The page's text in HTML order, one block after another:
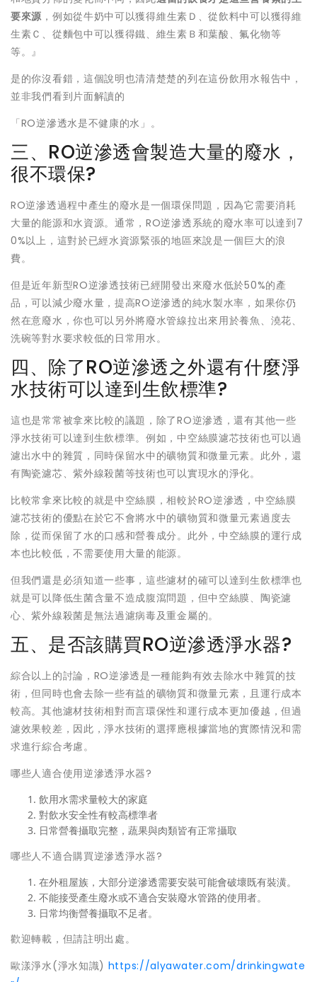
要來源 ，例如從牛奶中可以獲得維生素Ｄ、從飲料中可以獲得維
生素Ｃ、從麵包中可以獲得鐵、維生素Ｂ和葉酸、氟化物等
等。』
是的你沒看錯，這個說明也清清楚楚的列在這份飲用水報告中，
並非我們看到片面解讀的
「RO逆滲透水是不健康的水」。
三、RO逆滲透會製造大量的廢水，
很不環保?
RO逆滲透過程中產生的廢水是一個環保問題，因為它需要消耗
大量的能源和水資源。通常，RO逆滲透系統的廢水率可以達到7
0%以上，這對於已經水資源緊張的地區來說是一個巨大的浪
費。
但是近年新型RO逆滲透技術已經開發出來廢水低於50%的產
品，可以減少廢水量，提高RO逆滲透的純水製水率，如果你仍
然在意廢水，你也可以另外將廢水管線拉出來用於養魚、澆花、
洗碗等對水要求較低的日常用水。
四、除了RO逆滲透之外還有什麼淨
水技術可以達到生飲標準?
這也是常常被拿來比較的議題，除了RO逆滲透，還有其他一些
淨水技術可以達到生飲標準。例如，中空絲膜濾芯技術也可以過
濾出水中的雜質，同時保留水中的礦物質和微量元素。此外，還
有陶瓷濾芯、紫外線殺菌等技術也可以實現水的淨化。
比較常拿來比較的就是中空絲膜，相較於RO逆滲透，中空絲膜
濾芯技術的優點在於它不會將水中的礦物質和微量元素過度去
除，從而保留了水的口感和營養成分。此外，中空絲膜的運行成
本也比較低，不需要使用大量的能源。
但我們還是必須知道一些事，這些濾材的確可以達到生飲標準也
就是可以降低生菌含量不造成腹瀉問題，但中空絲膜、陶瓷濾
心、紫外線殺菌是無法過濾病毒及重金屬的。
五、是否該購買RO逆滲透淨水器?
綜合以上的討論，RO逆滲透是一種能夠有效去除水中雜質的技
術，但同時也會去除一些有益的礦物質和微量元素，且運行成本
較高。其他濾材技術相對而言環保性和運行成本更加優越，但過
濾效果較差，因此，淨水技術的選擇應根據當地的實際情況和需
求進行綜合考慮。
哪些人適合使用逆滲透淨水器?
飲用水需求量較大的家庭
對飲水安全性有較高標準者
日常營養攝取完整，蔬果與肉類皆有正常攝取
哪些人不適合購買逆滲透淨水器?
在外租屋族，大部分逆滲透需要安裝可能會破壞既有裝潢。
不能接受產生廢水或不適合安裝廢水管路的使用者。
日常均衡營養攝取不足者。
歡迎轉載，但請註明出處。
歐漾淨水(淨水知識) https://alyawater.com/drinkingwate